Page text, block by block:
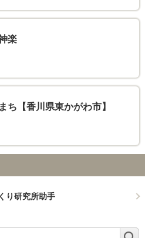
楽
【香川県東かがわ市】
り研究所助手